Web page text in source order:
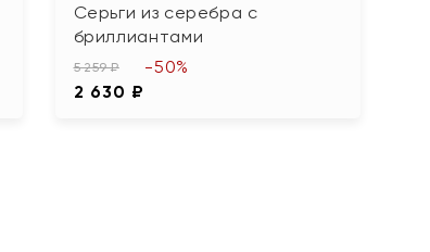
Серьги из серебра с
бриллиантами
5 259 ₽
2 630 ₽
-50%